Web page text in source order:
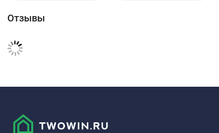
Отзывы